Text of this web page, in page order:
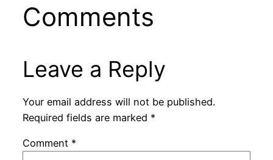
Comments
Leave a Reply
Your email address will not be published.
Required fields are marked *
Comment *